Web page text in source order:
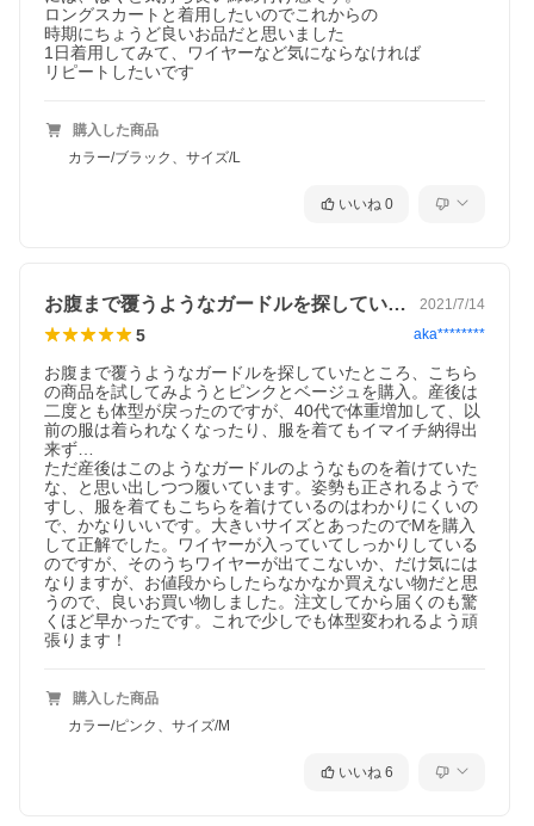
ロングスカートと着用したいのでこれからの
時期にちょうど良いお品だと思いました
1日着用してみて、ワイヤーなど気にならなければ
リピートしたいです
購入した商品
カラー/ブラック、サイズ/L
いいね 0
お腹まで覆うようなガードルを探していた… 2021/7/14
5 aka********
お腹まで覆うようなガードルを探していたところ、こちら
の商品を試してみようとピンクとベージュを購入。産後は
二度とも体型が戻ったのですが、40代で体重増加して、以
前の服は着られなくなったり、服を着てもイマイチ納得出
来ず…
ただ産後はこのようなガードルのようなものを着けていた
な、と思い出しつつ履いています。姿勢も正されるようで
すし、服を着てもこちらを着けているのはわかりにくいの
で、かなりいいです。大きいサイズとあったのでMを購入
して正解でした。ワイヤーが入っていてしっかりしている
のですが、そのうちワイヤーが出てこないか、だけ気には
なりますが、お値段からしたらなかなか買えない物だと思
うので、良いお買い物しました。注文してから届くのも驚
くほど早かったです。これで少しでも体型変われるよう頑
張ります！
購入した商品
カラー/ピンク、サイズ/M
いいね 6